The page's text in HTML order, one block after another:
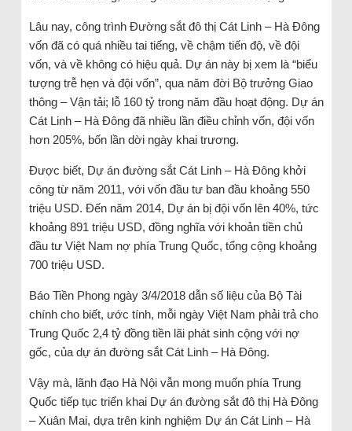
Lâu nay, công trình Đường sắt đô thị Cát Linh – Hà Đông
vốn đã có quá nhiều tai tiếng, về chậm tiến độ, về đội
vốn, và về không có hiệu quả. Dự án này bị xem là “biểu
tượng trễ hẹn và đội vốn”, qua năm đời Bộ trưởng Giao
thông – Vận tải; lỗ 160 tỷ trong năm đầu hoạt động. Dự án
Cát Linh – Hà Đông đã nhiều lần điều chỉnh vốn, đội vốn
hơn 205%, bốn lần dời ngày khai trương.
Được biết, Dự án đường sắt Cát Linh – Hà Đông khởi
công từ năm 2011, với vốn đầu tư ban đầu khoảng 550
triệu USD. Đến năm 2014, Dự án bị đội vốn lên 40%, tức
khoảng 891 triệu USD, đồng nghĩa với khoản tiền chủ
đầu tư Việt Nam nợ phía Trung Quốc, tổng cộng khoảng
700 triệu USD.
Báo Tiền Phong ngày 3/4/2018 dẫn số liệu của Bộ Tài
chính cho biết, ước tính, mỗi ngày Việt Nam phải trả cho
Trung Quốc 2,4 tỷ đồng tiền lãi phát sinh cộng với nợ
gốc, của dự án đường sắt Cát Linh – Hà Đông.
Vậy mà, lãnh đạo Hà Nội vẫn mong muốn phía Trung
Quốc tiếp tục triển khai Dự án đường sắt đô thị Hà Đông
– Xuân Mai, dựa trên kinh nghiệm Dự án Cát Linh – Hà